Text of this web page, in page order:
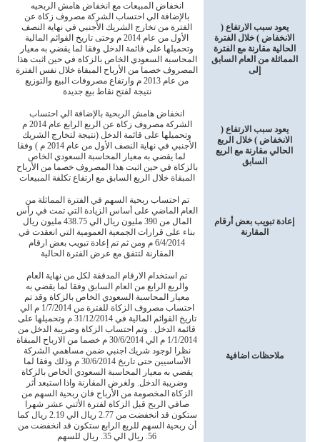
يعود سبب الارتفاع (
الانخفاض ) خلال الفترة
الحالية مقارنة مع الفترة
المماثلة من العام السابق
إلى
انخفاض المبيعات مع انخفاض هامش الربحيه
بالإضافة الي احتساب الشركة مصروف زكاة عن
الفترة من تخارج الشريك الأجنبي في نهاية النصف
الأول من عام 2014 م وحتى تاريخ القوائم المالية
وتحميلها على قائمة الدخل وفقا لما يقضي به معيار
المحاسبة السعودي الخاص بالزكاة في حين اثبت هذا
المصروف خصما من الأرباح المبقاة خلال نفس الفترة
من عام 2013 م وارتفاع مصروفات البيع والتوزيع
نتيجة لفتح نقاط بيع جديدة
يعود سبب الارتفاع (
الانخفاض ) خلال الربع
الحالي مقارنة مع الربع
السابق
انخفاض هامش الربحية بالإضافة الي احتساب
الشركة مصروف زكاة عن الربع الرابع عام 2014 م
وتحميلها على قائمة الدخل (نتيجة لتخارج الشريك
الأجنبي في نهاية النصف الأول من عام 2014 م ) وفقا
لما يقضي به معيار المحاسبة السعودي الخاص
بالزكاة في حين اثبت هذا المصروف خصما من الأرباح
المبقاة خلال الربع السابق مع ارتفاع تكلفة المبيعات
إعادة تبويب بعض أرقام
المقارنة
تم احتساب ربحية السهم في الفترة المماثلة من
العام الماضي على أساس الزيادة التي تمت في رأس
المال من 390 مليون ريال الي 438.75 مليون ريال
بناء على قرارات الجمعية العمومية التي انعقدت في
6/4/2014 م ومن ثم تم إعادة تبويب بعض ارقام
المقارنة لتتفق مع عرض الفترة الحالية
ملاحظات اضافية
تم استخدام الارقام المدققة لكل من نهاية العام
والربع الرابع من العام السابق وفقا لما يقضي به
معيار المحاسبة السعودي الخاص بالزكاة وقد تم
احتساب مصروف الزكاة للفترة من 1/7/2014 م الي
تاريخ القوائم المالية في 31/12/2014 م وتحميلها على
قائمة الدخل . وتم احتساب الزكاة وضريبة الدخل من
1/1/2014 م الي 30/6/2014 م خصما من الارباح المبقاة
نظرا لوجود شريك اجنبي ضمن مساهمي الشركة
الأساسيين حتى تاريخ 30/6/2014 م وذلك وفقا لما
يقضي به معيار المحاسبة السعودي الخاص بالزكاة
وضريبة الدخل. ولغرض المقارنة واذا استبعد أثر
الزكاة المخصومة من الأرباح فان ربحية السهم من
صافي الربح قبل الزكاة لفترة الأثني عشر شهرا
ستكون قد انخفضت من 2.77 ريال الي 2.19 ريال كما
أن ربحية السهم للربع الرابع ستكون قد انخفضت من
56. ريال الي 35. ريال للسهم